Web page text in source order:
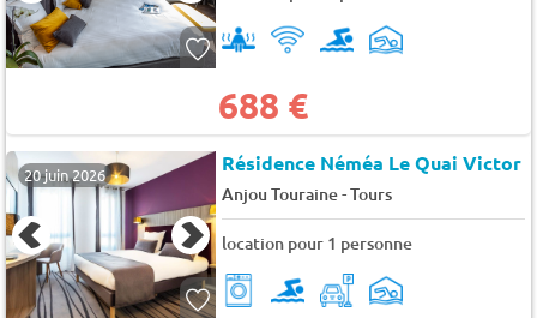
688 €
20 juin 2026 Résidence Néméa Le Quai Victor
Anjou Touraine-Tours
location pour 1 personne